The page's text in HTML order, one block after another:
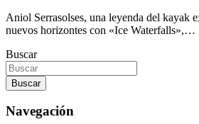
Aniol Serrasolses, una leyenda del kayak
nuevos horizontes con «Ice Waterfalls»,…
Buscar
Buscar
Navegación